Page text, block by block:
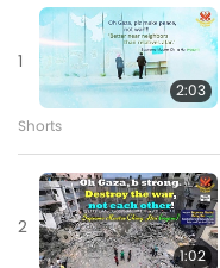
1
2:03
Shorts
2
1:02